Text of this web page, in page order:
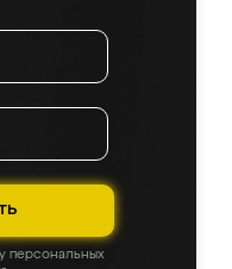
персональных